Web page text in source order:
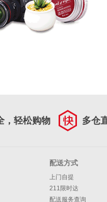
，轻松购物 多仓
配送方式
上门自提
211限时达
配送服务查询